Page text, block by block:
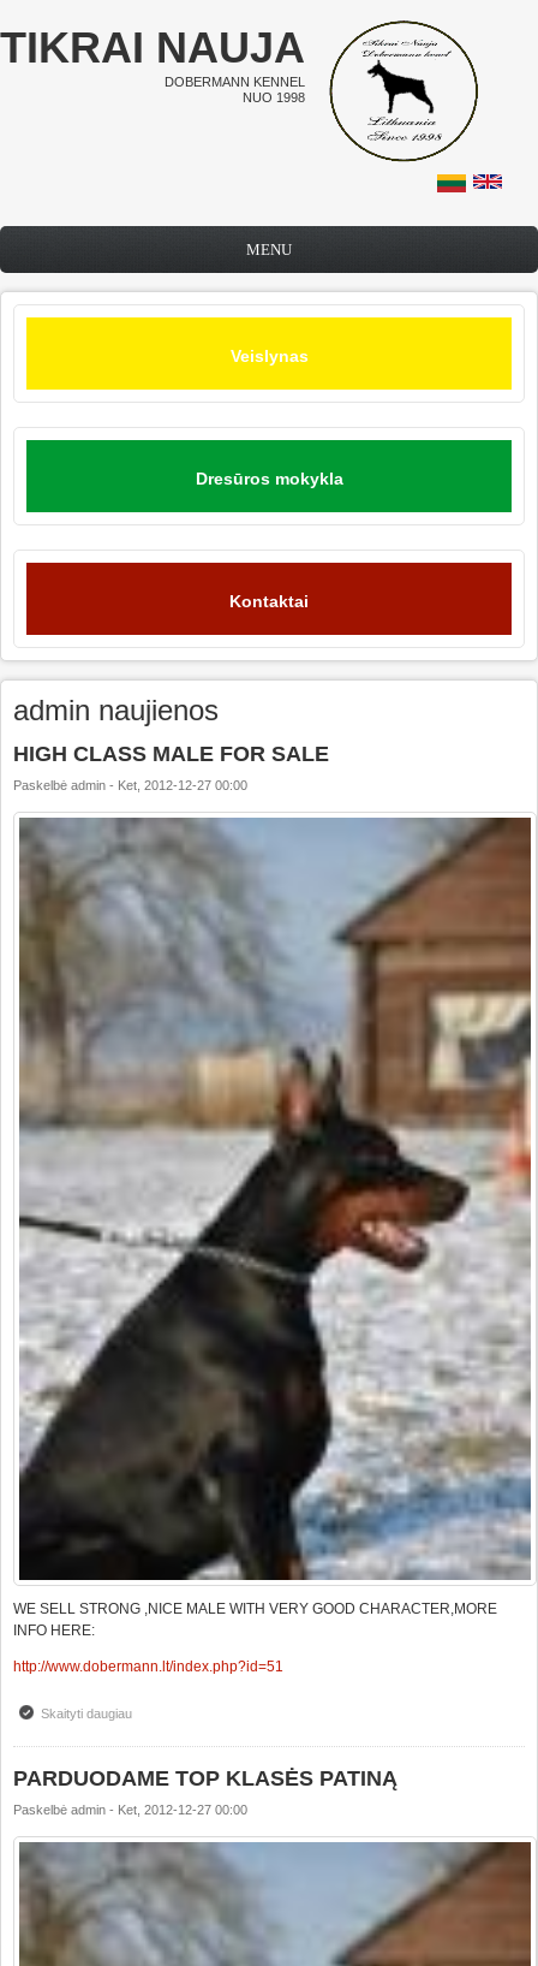
Pereiti į pagrindinį turinį
TIKRAI NAUJA
DOBERMANN KENNEL
NUO 1998
MENU
Veislynas
Dresūros mokykla
Kontaktai
admin naujienos
HIGH CLASS MALE FOR SALE
Paskelbė admin - Ket, 2012-12-27 00:00
WE SELL STRONG ,NICE MALE WITH VERY GOOD CHARACTER,MORE
INFO HERE:
http://www.dobermann.lt/index.php?id=51
Skaityti daugiauapie HIGH CLASS MALE FOR SALE
PARDUODAME TOP KLASĖS PATINĄ
Paskelbė admin - Ket, 2012-12-27 00:00